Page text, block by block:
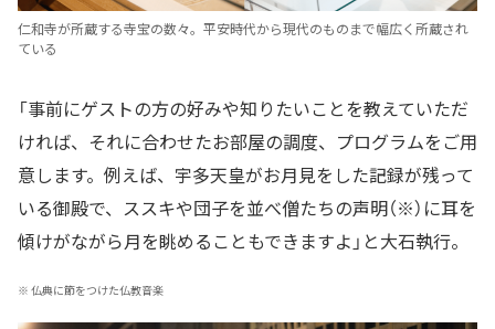
仁和寺が所蔵する寺宝の数々。平安時代から現代のものまで幅広く所蔵され
ている
「事前にゲストの方の好みや知りたいことを教えていただ
ければ、それに合わせたお部屋の調度、プログラムをご用
意します。例えば、宇多天皇がお月見をした記録が残って
いる御殿で、ススキや団子を並べ僧たちの声明（※）に耳を
傾けがながら月を眺めることもできますよ」と大石執行。
※ 仏典に節をつけた仏教音楽